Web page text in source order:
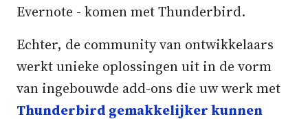
Evernote - komen met Thunderbird.
Echter, de community van ontwikkelaars
werkt unieke oplossingen uit in de vorm
van ingebouwde add-ons die uw werk met
Thunderbird gemakkelijker kunnen